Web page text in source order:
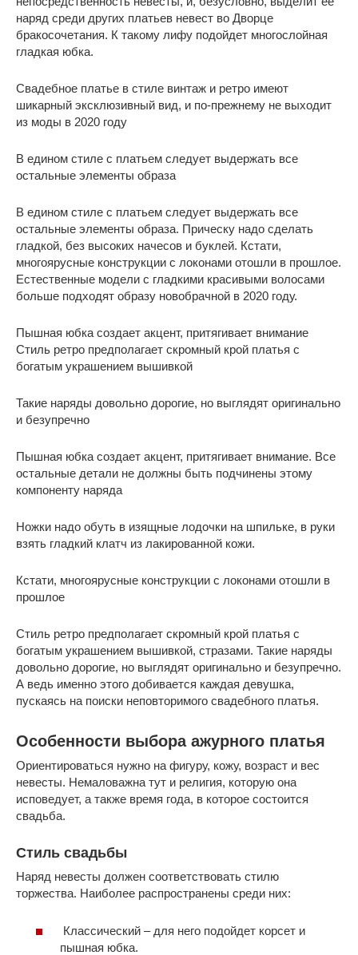
наряд среди других платьев невест во Дворце
бракосочетания. К такому лифу подойдет многослойная
гладкая юбка.
Свадебное платье в стиле винтаж и ретро имеют
шикарный эксклюзивный вид, и по-прежнему не выходит
из моды в 2020 году
В едином стиле с платьем следует выдержать все
остальные элементы образа
В едином стиле с платьем следует выдержать все
остальные элементы образа. Прическу надо сделать
гладкой, без высоких начесов и буклей. Кстати,
многоярусные конструкции с локонами отошли в прошлое.
Естественные модели с гладкими красивыми волосами
больше подходят образу новобрачной в 2020 году.
Пышная юбка создает акцент, притягивает внимание
Стиль ретро предполагает скромный крой платья с
богатым украшением вышивкой
Такие наряды довольно дорогие, но выглядят оригинально
и безупречно
Пышная юбка создает акцент, притягивает внимание. Все
остальные детали не должны быть подчинены этому
компоненту наряда
Ножки надо обуть в изящные лодочки на шпильке, в руки
взять гладкий клатч из лакированной кожи.
Кстати, многоярусные конструкции с локонами отошли в
прошлое
Стиль ретро предполагает скромный крой платья с
богатым украшением вышивкой, стразами. Такие наряды
довольно дорогие, но выглядят оригинально и безупречно.
А ведь именно этого добивается каждая девушка,
пускаясь на поиски неповторимого свадебного платья.
Особенности выбора ажурного платья
Ориентироваться нужно на фигуру, кожу, возраст и вес
невесты. Немаловажна тут и религия, которую она
исповедует, а также время года, в которое состоится
свадьба.
Стиль свадьбы
Наряд невесты должен соответствовать стилю
торжества. Наиболее распространены среди них:
Классический – для него подойдет корсет и
пышная юбка.